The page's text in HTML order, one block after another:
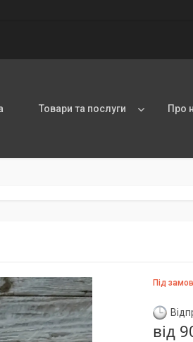
Товари та послуги Про
Під
від